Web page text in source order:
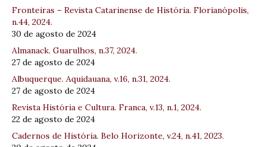
Fronteiras – Revista Catarinense de História. Florianópolis,
n.44, 2024.
30 de agosto de 2024
Almanack. Guarulhos, n.37, 2024.
27 de agosto de 2024
Albuquerque. Aquidauana, v.16, n.31, 2024.
27 de agosto de 2024
Revista História e Cultura. Franca, v.13, n.1, 2024.
22 de agosto de 2024
Cadernos de História. Belo Horizonte, v.24, n.41, 2023.